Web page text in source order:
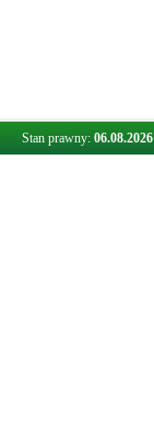
Stan prawny: 06.08.2026